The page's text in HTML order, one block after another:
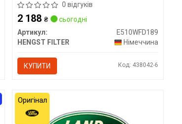
0 відгуків
2 188₴
сьогодні
Артикул:
E510WFD189
HENGST FILTER
Німеччина
КУПИТИ Код: 438042-6
Оригінал